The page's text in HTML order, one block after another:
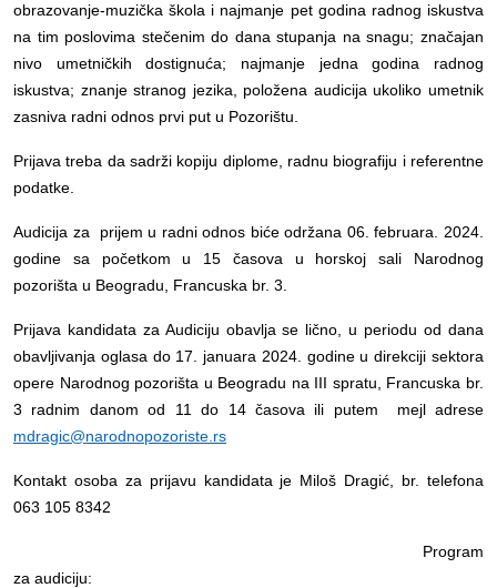
obrazovanje-muzička škola i najmanje pet godina radnog iskustva
na tim poslovima stečenim do dana stupanja na snagu; značajan
nivo umetničkih dostignuća; najmanje jedna godina radnog
iskustva; znanje stranog jezika, položena audicija ukoliko umetnik
zasniva radni odnos prvi put u Pozorištu.
Prijava treba da sadrži kopiju diplome, radnu biografiju i referentne
podatke.
Audicija za prijem u radni odnos biće održana 06. februara. 2024.
godine sa početkom u 15 časova u horskoj sali Narodnog
pozorišta u Beogradu, Francuska br. 3.
Prijava kandidata za Audiciju obavlja se lično, u periodu od dana
obavljivanja oglasa do 17. januara 2024. godine u direkciji sektora
opere Narodnog pozorišta u Beogradu na III spratu, Francuska br.
3 radnim danom od 11 do 14 časova ili putem mejl adrese
mdragic@narodnopozoriste rs
Kontakt osoba za prijavu kandidata je Miloš Dragić, br. telefona
063 105 8342
Program
za audiciju: